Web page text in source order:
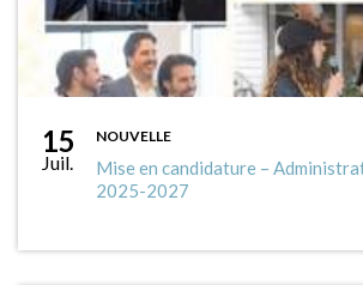
15
Juil.
NOUVELLE
Mise en candidature –
2025-2027